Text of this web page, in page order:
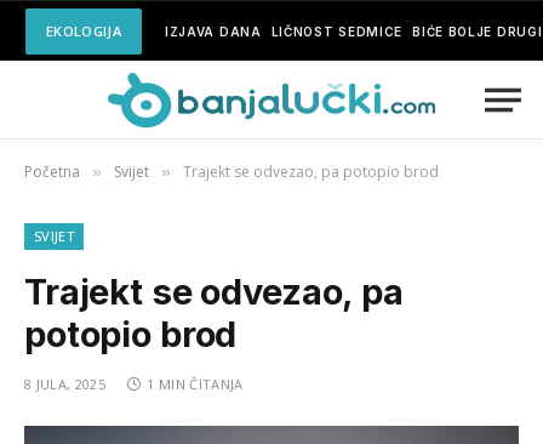
EKOLOGIJA IZJAVA DANA LIČNOST SEDMICE BIĆE BOLJE
Početna » Svijet » Trajekt se odvezao, pa potopio brod
SVIJET
Trajekt se odvezao, pa
potopio brod
8 JULA, 2025 1 MIN ČITANJA